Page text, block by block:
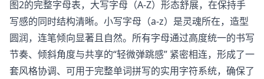
图2的完整字母表，大写字母（A-Z）形态舒展，在保持手
写感的同时结构清晰。小写字母（a-z）是灵魂所在，造型
圆润，连笔倾向显著且自然。所有字母通过高度统一的书写
节奏、倾斜角度与共享的“轻微弹跳感”​ 紧密相连，形成了一
套风格协调、可用于完整单词拼写的实用字符系统，确保了